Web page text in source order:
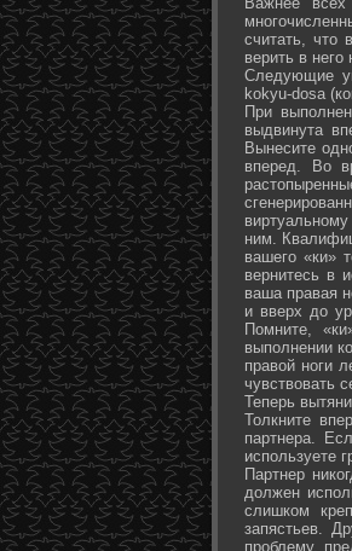
считать, что
верить в
Следующие
kokyu-dosa
При
выдвинута
Вынесите
вперед. Во
ним.
вашего «ки»
вернитесь в
ваша правая
и вверх до
Помните,
выполнении
правой ноги
чувствовать
Теперь
Толкните
партнера.
используете
Партнер
должен
слишком
запястьев.
проблему,